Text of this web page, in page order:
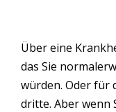
Über eine
das Sie
würden. Oder für
dritte. Aber wenn